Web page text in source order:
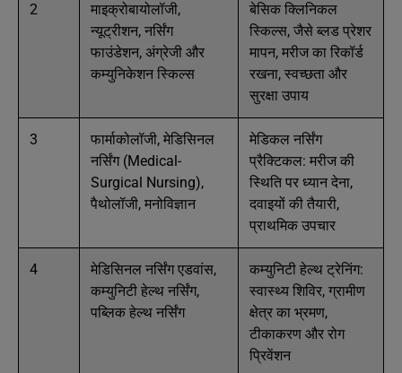
2
माइक्रोबायोलॉजी,
न्यूट्रीशन, नर्सिंग
फाउंडेशन, अंग्रेजी और
कम्युनिकेशन स्किल्स
बेसिक क्लिनिकल
स्किल्स, जैसे ब्लड प्रेशर
मापन, मरीज का रिकॉर्ड
रखना, स्वच्छता और
सुरक्षा उपाय
3
फार्माकोलॉजी, मेडिसिनल
नर्सिंग (Medical-
Surgical Nursing),
पैथोलॉजी, मनोविज्ञान
मेडिकल नर्सिंग
प्रैक्टिकल: मरीज की
स्थिति पर ध्यान देना,
दवाइयों की तैयारी,
प्राथमिक उपचार
4
मेडिसिनल नर्सिंग एडवांस,
कम्युनिटी हेल्थ नर्सिंग,
पब्लिक हेल्थ नर्सिंग
कम्युनिटी हेल्थ ट्रेनिंग:
स्वास्थ्य शिविर, ग्रामीण
क्षेत्र का भ्रमण,
टीकाकरण और रोग
प्रिवेंशन